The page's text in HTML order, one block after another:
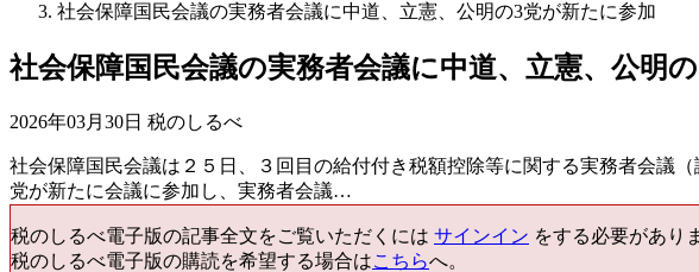
社会保障国民会議の実務者会議に中道、立憲、公明の3党が新たに参加
社会保障国民会議の実務者会議に中道、立憲、公明
2026年03月30日 税のしるべ
社会保障国民会議は２５日、３回目の給付付き税額控除等に関する実務者会議
党が新たに会議に参加し、実務者会議…
税のしるべ電子版の記事全文をご覧いただくには サインイン をする必要があり
税のしるべ電子版の購読を希望する場合はこちらへ。